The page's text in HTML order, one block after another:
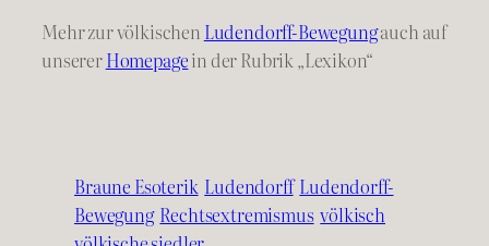
Mehr zur völkischen Ludendorff-Bewegungauch auf
unsererHomepagein der Rubrik „Lexikon“
Braune Esoterik Ludendorff Ludendorff-
Bewegung Rechtsextremismus völkisch